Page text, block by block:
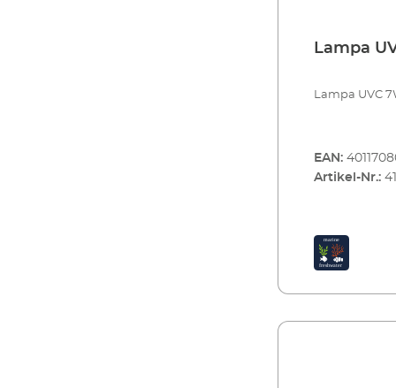
Lampa
Lampa UVC
EAN:
Artikel-Nr.: